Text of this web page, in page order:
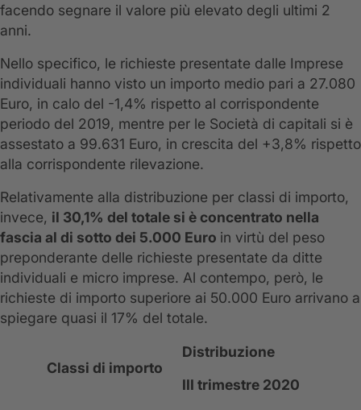
facendo segnare il valore più elevato degli ultimi 2
anni.
Nello specifico, le richieste presentate dalle Imprese
individuali hanno visto un importo medio pari a 27.080
Euro, in calo del -1,4% rispetto al corrispondente
periodo del 2019, mentre per le Società di capitali si è
assestato a 99.631 Euro, in crescita del +3,8% rispetto
alla corrispondente rilevazione.
Relativamente alla distribuzione per classi di importo,
invece, il 30,1% del totale si è concentrato nella
fascia al di sotto dei 5.000 Euro in virtù del peso
preponderante delle richieste presentate da ditte
individuali e micro imprese. Al contempo, però, le
richieste di importo superiore ai 50.000 Euro arrivano a
spiegare quasi il 17% del totale.
Classi di importo
Distribuzione
III trimestre 2020